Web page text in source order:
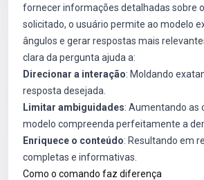
fornecer informações detalhadas sobre
solicitado, o usuário permite ao modelo
ângulos e gerar respostas mais
clara da pergunta ajuda a:
Direcionar a interação: Moldando
resposta desejada.
Limitar ambiguidades: Aumentando as
modelo compreenda perfeitamente a
Enriquece o conteúdo: Resultando em
completas e informativas.
Como o comando faz diferença